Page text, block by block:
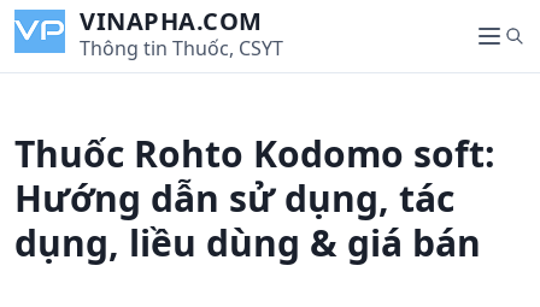
i
VINAPHA.COM
Thông tin Thuốc, CSYT
M
e
u
S
e
Thuốc Rohto Kodomo soft:
Hướng dẫn sử dụng, tác
dụng, liều dùng & giá bán